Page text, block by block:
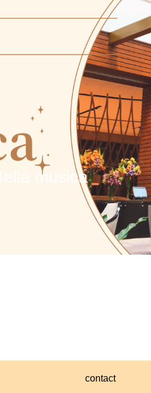
Bella musica
contact